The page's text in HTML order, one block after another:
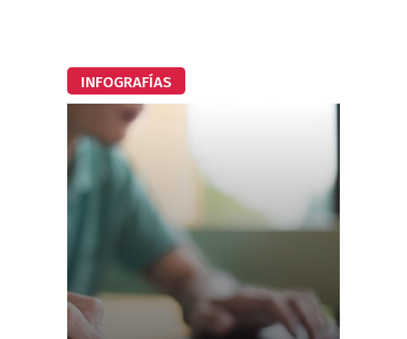
INFOGRAFÍAS